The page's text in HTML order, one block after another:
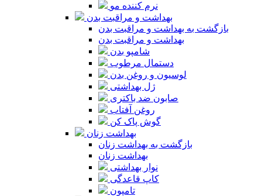
نرم کننده مو
بهداشت و مراقبت بدن
بازگشت به بهداشت و مراقبت بدن
بهداشت و مراقبت بدن
شامپو بدن
دستمال مرطوب
لوسیون و روغن بدن
ژل بهداشتی
صابون ضد باکتری
روغن آفتاب
گوش پاک کن
بهداشت زنان
بازگشت به بهداشت زنان
بهداشت زنان
نوار بهداشتی
کاپ قاعدگی
تامپون